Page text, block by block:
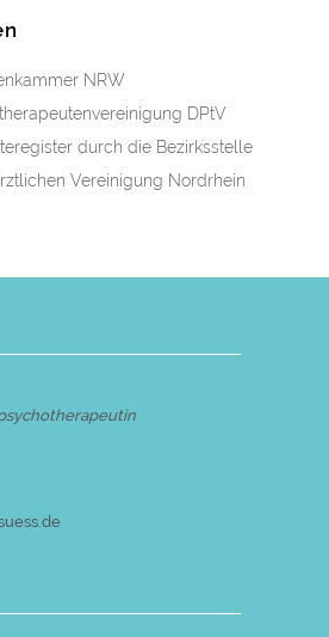
NRW
DPtV
durch die Bezirksstelle
Vereinigung Nordrhein